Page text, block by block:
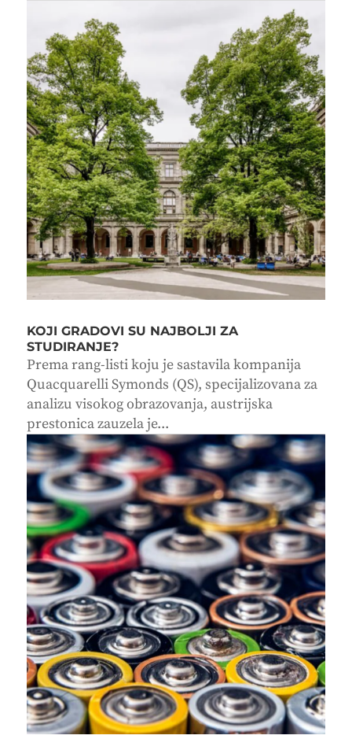
KOJI GRADOVI SU NAJBOLJI ZA
STUDIRANJE?
Prema rang-listi koju je sastavila kompanija
Quacquarelli Symonds (QS), specijalizovana za
analizu visokog obrazovanja, austrijska
prestonica zauzela je...